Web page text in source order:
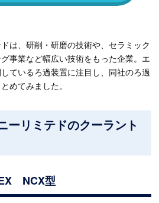
は、研削・研磨の技術や、セラミック
事業など幅広い技術をもった企業。エ
ているろ過装置に注目し、同社のろ過
めてみました。
ーリミテドのクーラント
NCX型